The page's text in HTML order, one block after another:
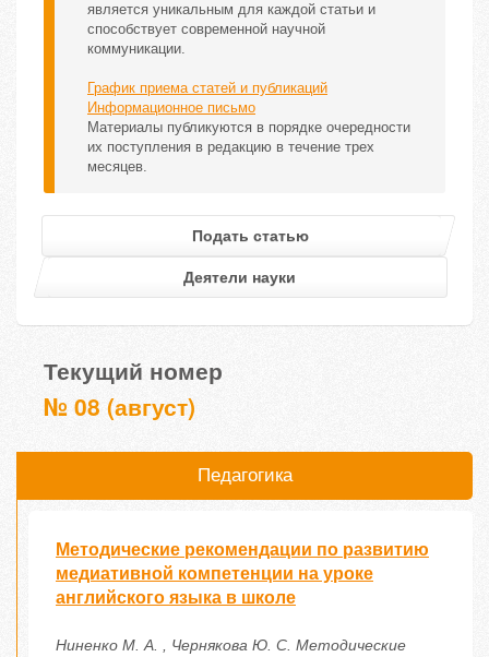
является уникальным для каждой статьи и
способствует современной научной
коммуникации.
График приема статей и публикаций
Информационное письмо
Материалы публикуются в порядке очередности
их поступления в редакцию в течение трех
месяцев.
Подать статью
Деятели науки
Текущий номер
№ 08 (август)
Педагогика
Методические рекомендации по развитию
медиативной компетенции на уроке
английского языка в школе
Ниненко М. А. , Чернякова Ю. С. Методические